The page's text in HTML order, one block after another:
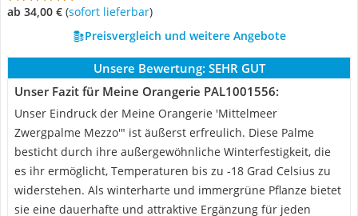
ab 34,00 € ( Sofort lieferbar)
Preisvergleich und weitere Angebote
Unsere Bewertung: SEHR GUT
Unser Fazit für ‎Meine Orangerie ‎PAL1001556:
Unser Eindruck der Meine Orangerie 'Mittelmeer
Zwergpalme Mezzo'" ist äußerst erfreulich. Diese Palme
besticht durch ihre außergewöhnliche Winterfestigkeit, die
es ihr ermöglicht, Temperaturen bis zu -18 Grad Celsius zu
widerstehen. Als winterharte und immergrüne Pflanze bietet
sie eine dauerhafte und attraktive Ergänzung für jeden